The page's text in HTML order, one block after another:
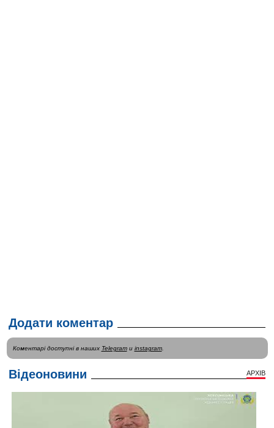
Додати коментар
Коментарі доступні в наших Telegramи instagram.
Відеоновини АРХІВ